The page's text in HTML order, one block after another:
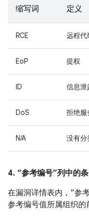
缩写词 定义
RCE 远程代
EoP 提权
ID 信息泄
DoS 拒绝服
N/A 没有分
4. “参考编号”列中的
在漏洞详情表内，“参
参考编号值所属组织的